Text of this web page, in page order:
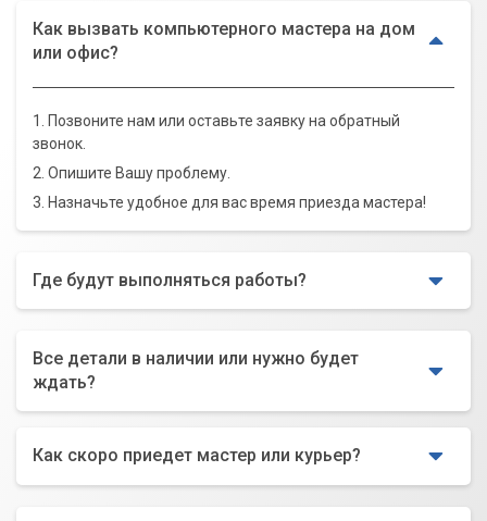
Как вызвать компьютерного мастера на дом
или офис?
1. Позвоните нам или оставьте заявку на обратный
звонок.
2. Опишите Вашу проблему.
3. Назначьте удобное для вас время приезда мастера!
Где будут выполняться работы?
Все детали в наличии или нужно будет
ждать?
Как скоро приедет мастер или курьер?